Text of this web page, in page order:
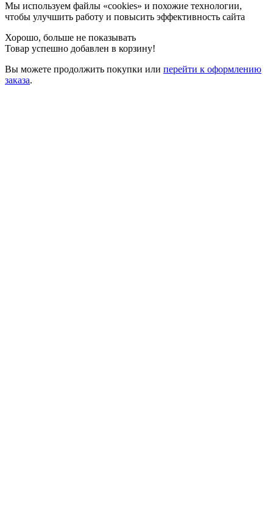
Мы используем файлы «cookies» и похожие технологии,
чтобы улучшить работу и повысить эффективность сайта
Хорошо, больше не показывать
Товар успешно добавлен в корзину!
Вы можете продолжить покупки или перейти к оформлению
заказа.